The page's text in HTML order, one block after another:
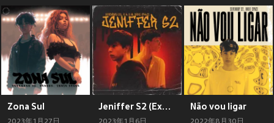
Zona Sul Jeniffer S2 (Explicit) Não vou ligar